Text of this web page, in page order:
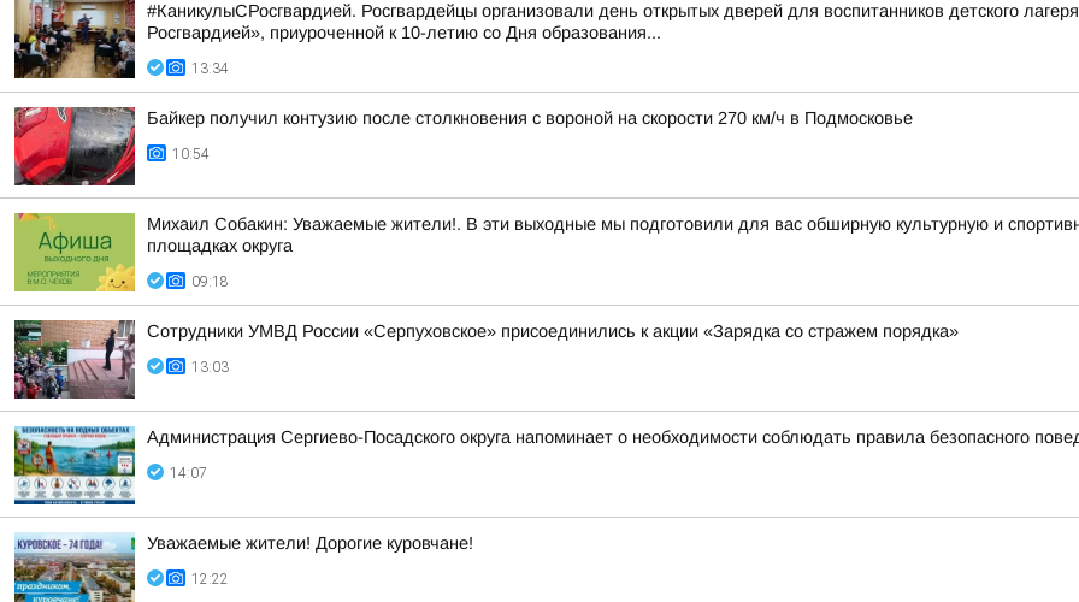
#КаникулыСРосгвардией. Росгвардейцы организовали день открытых дверей для воспитанников детского
Росгвардией», приуроченной к 10-летию со Дня образования...
13:34
Байкер получил контузию после столкновения с вороной на скорости 270 км/ч в Подмосковье
10:54
Михаил Собакин: Уважаемые жители!. В эти выходные мы подготовили для вас обширную культурную и
площадках округа
09:18
Сотрудники УМВД России «Серпуховское» присоединились к акции «Зарядка со стражем порядка»
13:03
Администрация Сергиево-Посадского округа напоминает о необходимости соблюдать правила безопасного
14:07
Уважаемые жители! Дорогие куровчане!
12:22